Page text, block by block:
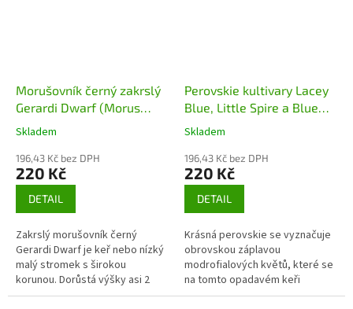
Morušovník černý zakrslý
Gerardi Dwarf (Morus
nigra Gerardi Dwarf)
Skladem
196,43 Kč bez DPH
220 Kč
DETAIL
Zakrslý morušovník černý
Gerardi Dwarf je keř nebo nízký
malý stromek s širokou
korunou. Dorůstá výšky asi 2
metry. Plody - moruše - jsou při
Perovskie kultivary Lacey
Blue, Little Spire a Blue
Spire (Perovskia) - 30 - 40
Skladem
196,43 Kč bez DPH
220 Kč
DETAIL
Krásná perovskie se vyznačuje
obrovskou záplavou
modrofialových květů, které se
na tomto opadavém keři
objevují od července do září až